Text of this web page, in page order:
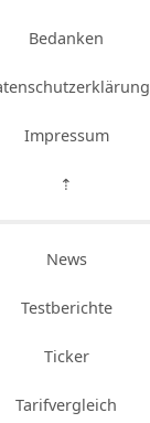
Bedanken
Impressum
⇡
News
Testberichte
Ticker
Tarifvergleich